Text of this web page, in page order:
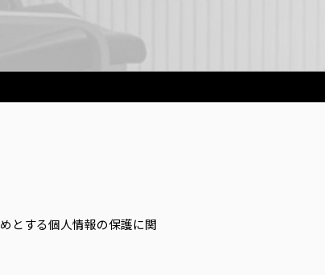
とする個人情報の保護に関